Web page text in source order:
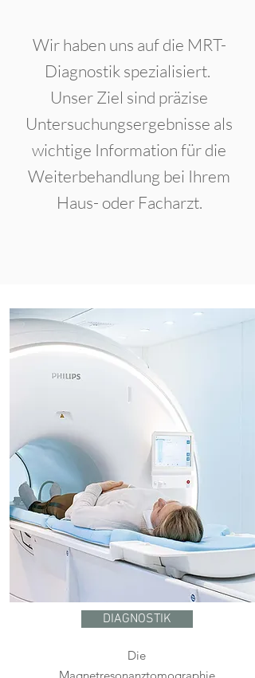
Wir haben uns auf die MRT-
Diagnostik spezialisiert.
Unser Ziel sind präzise
Untersuchungsergebnisse als
wichtige Information für die
Weiterbehandlung bei Ihrem
Haus- oder Facharzt.
DIAGNOSTIK
Die